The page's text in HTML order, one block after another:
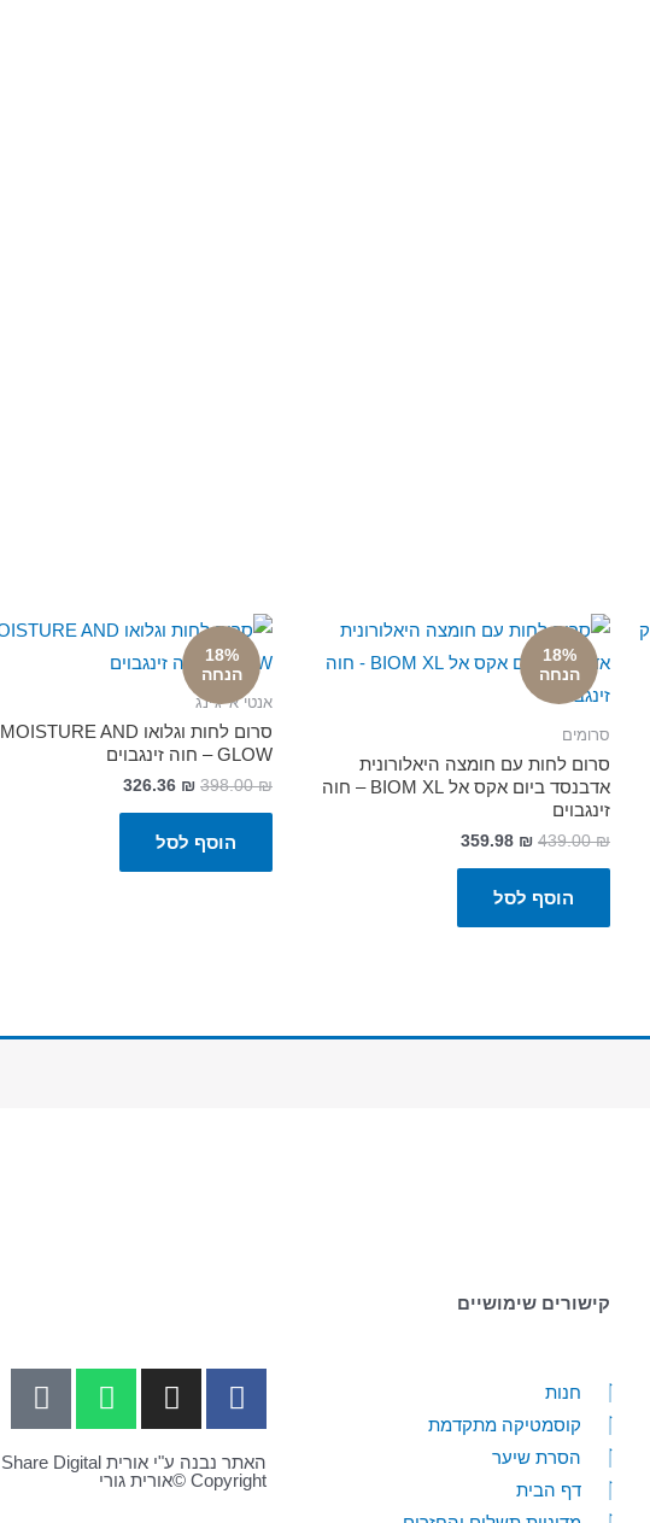
18%
הנחה
סרומים
סרום לחות עם חומצה היאלורונית
אדבנסד ביום אקס אל BIOM XL – חוה
זינגבוים
439.00₪
359.98 ₪
הוסף לסל
18%
הנחה
אנטי אייג'ינג
סרום לחות וגלואו MOISTURE AND
GLOW – חוה זינגבוים
398.00₪
326.36 ₪
הוסף לסל
קישורים שימושיים
חנות
קוסמטיקה מתקדמת
הסרת שיער
דף הבית
האתר נבנה ע"י אורית Fly Share Digital
Copyright ©אורית גורי